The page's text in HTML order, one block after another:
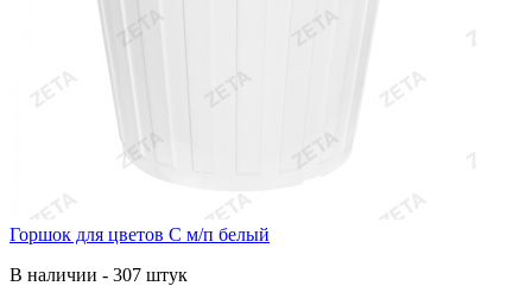
Горшок для цветов С м/п белый
В наличии - 307 штук